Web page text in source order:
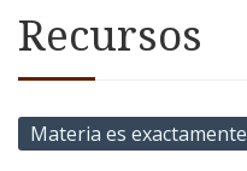
Recursos
Materia es exactamente